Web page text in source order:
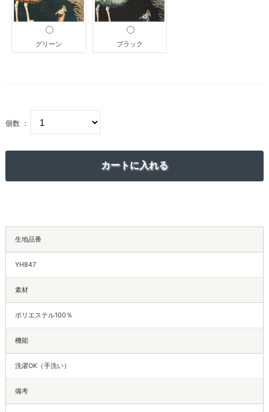
グリーン ブラック
個数 ：
生地品番
YH847
素材
ポリエステル100％
機能
洗濯OK（手洗い）
備考